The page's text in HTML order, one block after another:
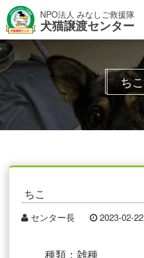
NPO法人 みなしご救援隊
犬猫譲渡センター
ちこ
ちこ
センター長 2023-02-22
種類：雑種